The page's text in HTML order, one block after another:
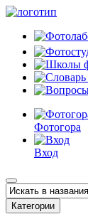
Фотогора
Вход
Категории